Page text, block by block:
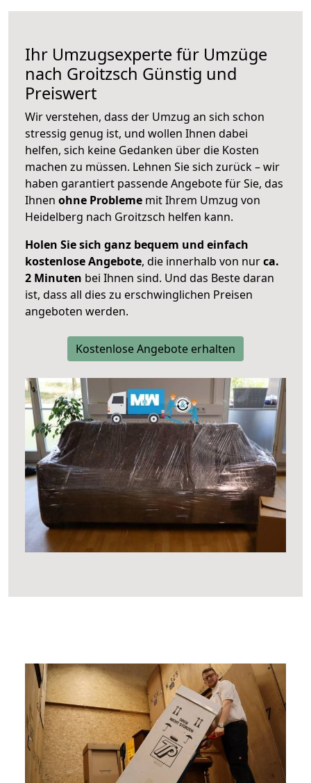
Ihr Umzugsexperte für Umzüge
nach Groitzsch Günstig und
Preiswert
Wir verstehen, dass der Umzug an sich schon
stressig genug ist, und wollen Ihnen dabei
helfen, sich keine Gedanken über die Kosten
machen zu müssen. Lehnen Sie sich zurück – wir
haben garantiert passende Angebote für Sie, das
Ihnen ohne Probleme mit Ihrem Umzug von
Heidelberg nach Groitzsch helfen kann.
Holen Sie sich ganz bequem und einfach
kostenlose Angebote, die innerhalb von nurca.
2 Minuten bei Ihnen sind. Und das Beste daran
ist, dass all dies zu erschwinglichen Preisen
angeboten werden.
Kostenlose Angebote erhalten